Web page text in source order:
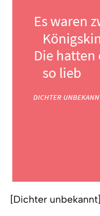
[Dichter unbekannt]